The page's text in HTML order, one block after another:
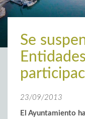
Se
23/09/2013
El Ayuntamiento